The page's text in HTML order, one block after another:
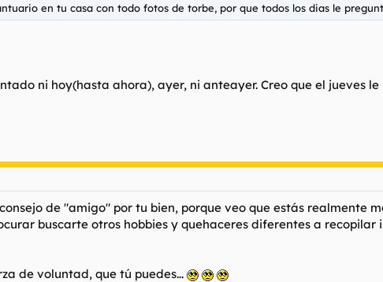
en tu casa con todo fotos de torbe, por que todos los dias le
ni hoy(hasta ahora), ayer, ni anteayer. Creo que el jueves
de "amigo" por tu bien, porque veo que estás realmente
buscarte otros hobbies y quehaceres diferentes a recopilar
de voluntad, que tú puedes...